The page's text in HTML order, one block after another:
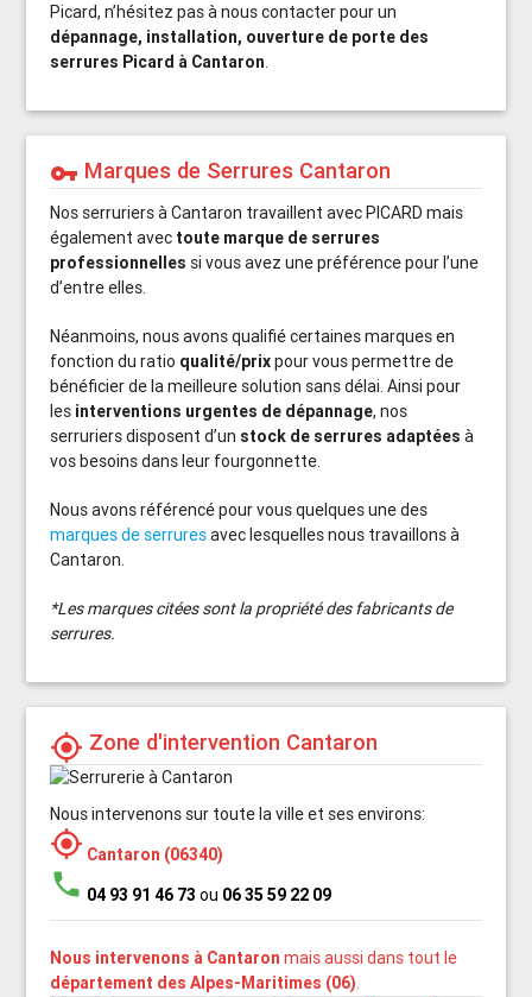
Picard, n’hésitez pas à nous contacter pour un
dépannage, installation, ouverture de porte des
serrures Picard à Cantaron.
vpn_key Marques de Serrures Cantaron
Nos serruriers à Cantaron travaillent avec PICARD mais
également avec toute marque de serrures
professionnelles si vous avez une préférence pour l’une
d’entre elles.
Néanmoins, nous avons qualifié certaines marques en
fonction du ratio qualité/prixpour vous permettre de
bénéficier de la meilleure solution sans délai. Ainsi pour
les interventions urgentes de dépannage, nos
serruriers disposent d’un stock de serrures adaptées à
vos besoins dans leur fourgonnette.
Nous avons référencé pour vous quelques une des
marques de serruresavec lesquelles nous travaillons à
Cantaron.
*Les marques citées sont la propriété des fabricants de
serrures.
my_location Zone d'intervention Cantaron
Nous intervenons sur toute la ville et ses environs:
my_location Cantaron (06340)
phone 04 93 91 46 73 ou 06 35 59 22 09
Nous intervenons à Cantaron mais aussi dans tout le
département des Alpes-Maritimes (06).